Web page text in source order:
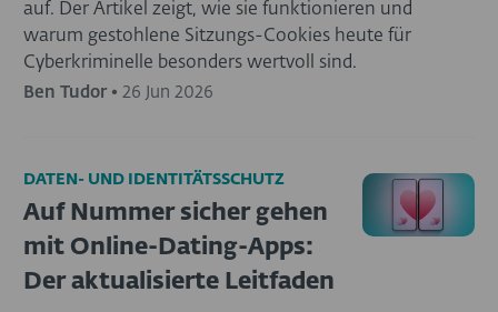
auf. Der Artikel zeigt, wie sie funktionieren und
warum gestohlene Sitzungs-Cookies heute für
Cyberkriminelle besonders wertvoll sind.
Ben Tudor • 26 Jun 2026
DATEN- UND IDENTITÄTSSCHUTZ
Auf Nummer sicher gehen
mit Online-Dating-Apps:
Der aktualisierte Leitfaden